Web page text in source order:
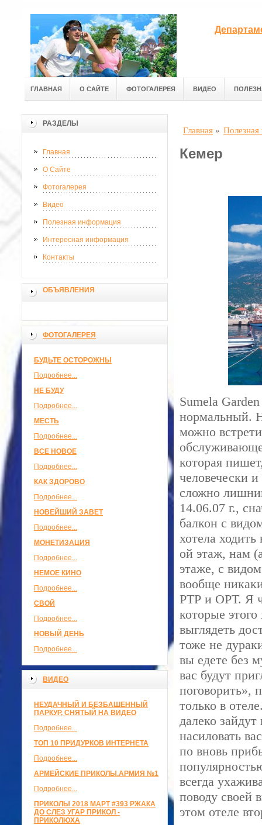
ГЛАВНАЯ О САЙТЕ ФОТОГАЛЕРЕЯ ВИДЕО
РАЗДЕЛЫ
Главная
О Сайте
Фотогалерея
Видео
Полезная информация
Интересная информация
Контакты
ОБЪЯВЛЕНИЯ
ФОТОГАЛЕРЕЯ
БУДЬТЕ ОСТОРОЖНЫ
Подробнее...
НЕ БУДУ
Подробнее...
МЕСТЬ
Подробнее...
ВСЕ НОВОЕ
Подробнее...
КАК ЗДОРОВО
Подробнее...
НОВЕЙШИЙ ЗАВЕТ
Подробнее...
МОНЕТИЗАЦИЯ
Подробнее...
НЕМОЕ КИНО
Подробнее...
СВОЙ
Подробнее...
НОВЫЙ ДЕНЬ
Подробнее...
ВИДЕО
НЕУДАЧНЫЙ И БЕЗБАШЕННЫЙ
ПАРКУР, СНЯТЫЙ НА ВИДЕО
Подробнее...
ТОП 10 ПРИДУРКОВ ИНТЕРНЕТА
Подробнее...
АРМЕЙСКИЕ ПРИКОЛЫ.АРМИЯ №1
Подробнее...
ПРИКОЛЫ 2018 МАРТ #393 РЖАКА
ДО СЛЕЗ УГАР ПРИКОЛ -
ПРИКОЛЮХА
Главная »
Кемер
Sumela
нормальный.
можно
которая
человечески
сложно
14.06.07 г.,
балкон с
хотела
ой этаж, нам
этаже, с
вообще
РТР и ОРТ. Я
которые
выглядеть
тоже не
вы едете без
вас будут
поговорить»,
только в
далеко
насиловать
по вновь
всегда
поводу своей
этом отеле